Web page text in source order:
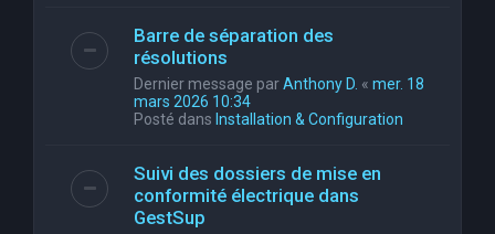
Barre de séparation des
résolutions
Dernier message parAnthony D. « mer. 18
mars 2026 10:34
Posté dans Installation & Configuration
Suivi des dossiers de mise en
conformité électrique dans
GestSup